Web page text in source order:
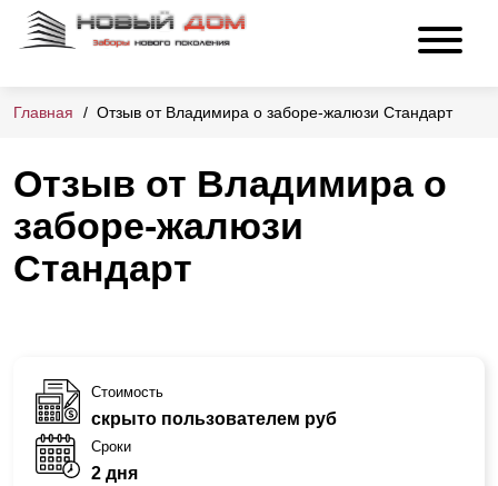
Главная Отзыв от Владимира о заборе-жалюзи Стандарт
Отзыв от Владимира о
заборе-жалюзи
Стандарт
Стоимость
скрыто пользователем руб
Сроки
2 дня